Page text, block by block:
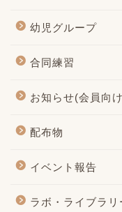
幼児グループ
合同練習
お知らせ(会員向
配布物
イベント報告
ラボ・ライブラ